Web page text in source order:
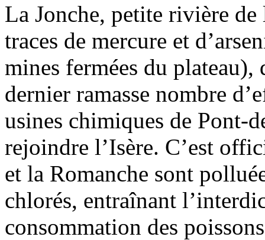
La Jonche, petite rivière de
traces de mercure et
mines fermées du plateau),
dernier ramasse nombre
usines chimiques de Pont-
rejoindre l’Isère. C’est
et la Romanche sont
chlorés, entraînant
consommation des